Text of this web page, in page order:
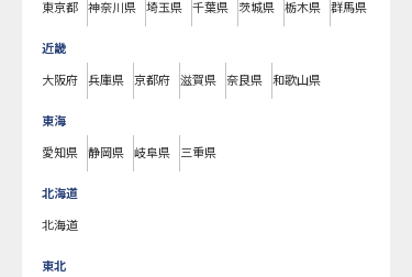
東京都 神奈川県 埼玉県 千葉県 茨城県 栃木県 群馬県
近畿
大阪府 兵庫県 京都府 滋賀県 奈良県 和歌山県
東海
愛知県 静岡県 岐阜県 三重県
北海道
北海道
東北